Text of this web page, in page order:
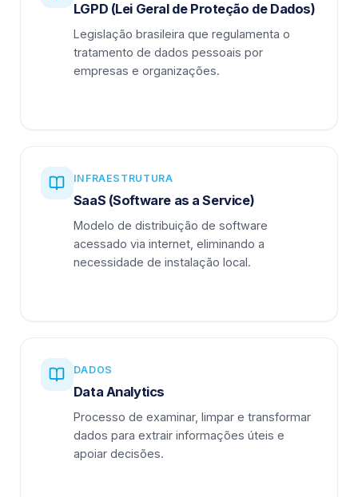
LGPD (Lei Geral de Proteção de Dados)
Legislação brasileira que regulamenta o
tratamento de dados pessoais por
empresas e organizações.
INFRAESTRUTURA
SaaS (Software as a Service)
Modelo de distribuição de software
acessado via internet, eliminando a
necessidade de instalação local.
DADOS
Data Analytics
Processo de examinar, limpar e transformar
dados para extrair informações úteis e
apoiar decisões.